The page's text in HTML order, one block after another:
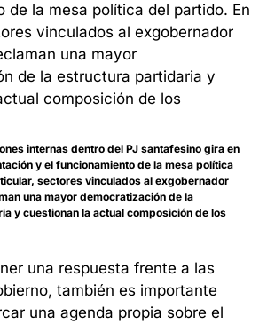
internas dentro del PJ santafesino gira en
y el funcionamiento de la mesa política
sectores vinculados al exgobernador
una mayor democratización de la
y cuestionan la actual composición de los
una respuesta frente a las
también es importante
una agenda propia sobre el